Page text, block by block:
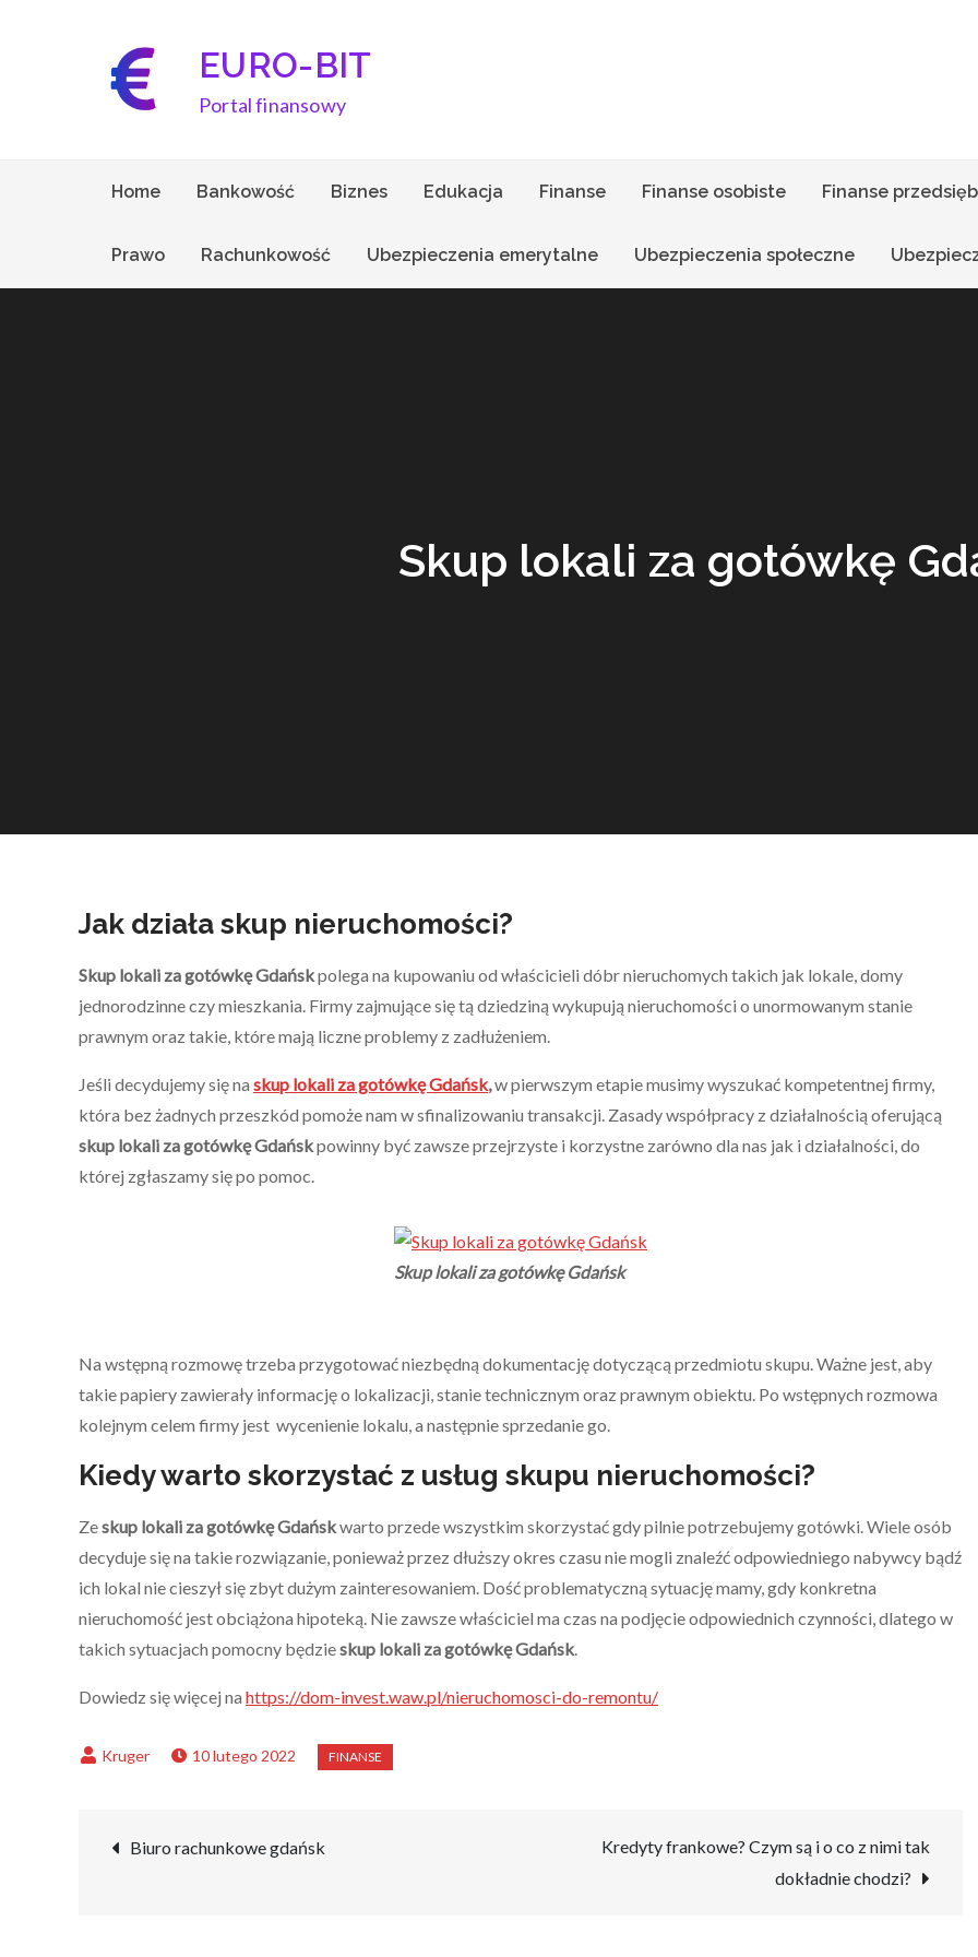
EURO-BIT
Portal finansowy
Home Bankowość Biznes Edukacja Finanse Finanse osobiste Finanse
Prawo Rachunkowość Ubezpieczenia emerytalne Ubezpieczenia społeczne
Skup lokali za gotówkę
Jak działa skup nieruchomości?
Skup lokali za gotówkę Gdańskpolega na kupowaniu od właścicieli dóbr nieruchomych takich jak lokale, domy
jednorodzinne czy mieszkania. Firmy zajmujące się tą dziedziną wykupują nieruchomości o unormowanym stanie
prawnym oraz takie, które mają liczne problemy z zadłużeniem.
Jeśli decydujemy się na skup lokali za gotówkę Gdańsk,w pierwszym etapie musimy wyszukać kompetentnej firmy,
która bez żadnych przeszkód pomoże nam w sfinalizowaniu transakcji. Zasady współpracy z działalnością oferującą
skup lokali za gotówkę Gdańskpowinny być zawsze przejrzyste i korzystne zarówno dla nas jak i działalności, do
której zgłaszamy się po pomoc.
Skup lokali za gotówkę Gdańsk
Na wstępną rozmowę trzeba przygotować niezbędną dokumentację dotyczącą przedmiotu skupu. Ważne jest, aby
takie papiery zawierały informację o lokalizacji, stanie technicznym oraz prawnym obiektu. Po wstępnych rozmowa
kolejnym celem firmy jest wycenienie lokalu, a następnie sprzedanie go.
Kiedy warto skorzystać z usług skupu nieruchomości?
Zeskup lokali za gotówkę Gdańskwarto przede wszystkim skorzystać gdy pilnie potrzebujemy gotówki. Wiele osób
decyduje się na takie rozwiązanie, ponieważ przez dłuższy okres czasu nie mogli znaleźć odpowiedniego nabywcy bądź
ich lokal nie cieszył się zbyt dużym zainteresowaniem. Dość problematyczną sytuację mamy, gdy konkretna
nieruchomość jest obciążona hipoteką. Nie zawsze właściciel ma czas na podjęcie odpowiednich czynności, dlatego w
takich sytuacjach pomocny będzieskup lokali za gotówkę Gdańsk.
Dowiedz się więcej na https://dom-invest.waw.pl/nieruchomosci-do-remontu/
10 lutego 2022
Nawigacja
Biuro rachunkowe gdańsk
Kredyty frankowe? Czym są i o co z nimi tak
dokładnie chodzi?